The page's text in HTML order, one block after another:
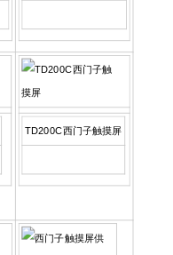
TD200C西门子触摸屏